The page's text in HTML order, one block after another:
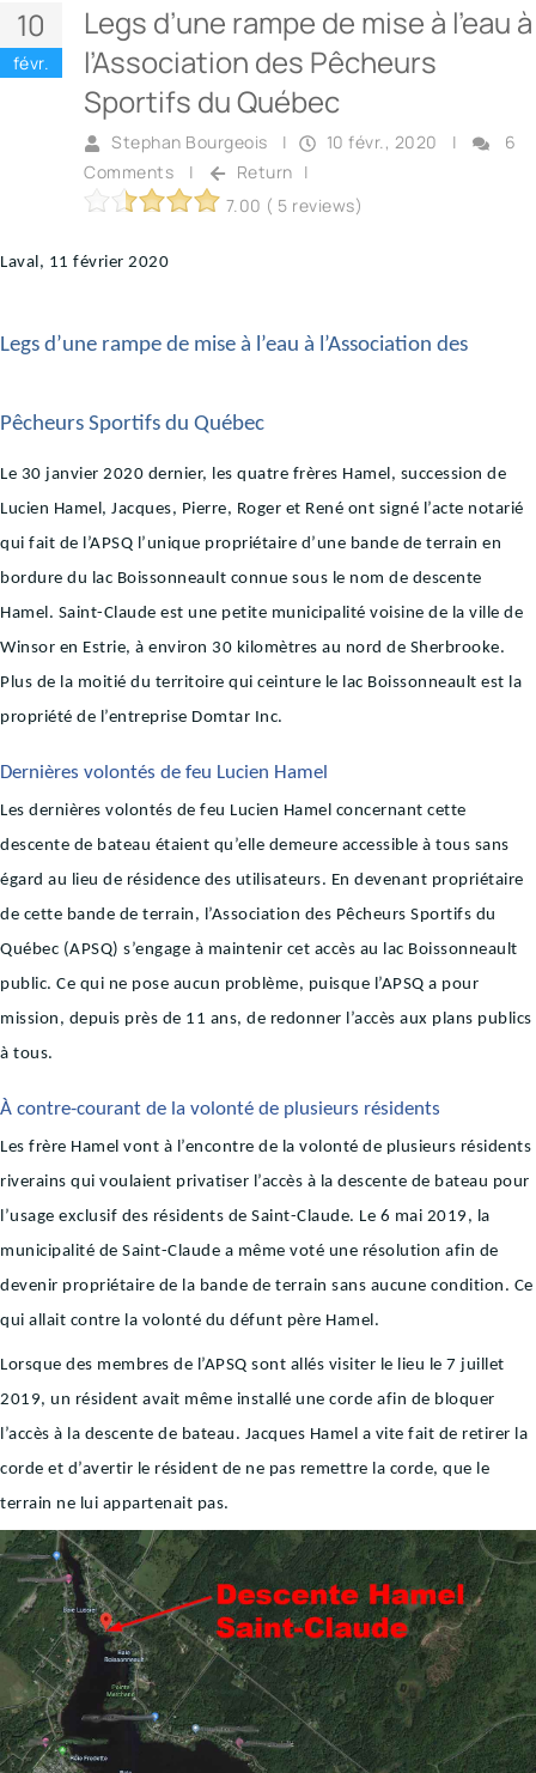
10
févr.
Legs d’une rampe de mise à l’eau à
l’Association des Pêcheurs
Sportifs du Québec
Stephan Bourgeois | 10 févr., 2020 |
6
Comments
| Return |
7.00 ( 5 reviews)
Laval, 11 février 2020
Legs d’une rampe de mise à l’eau à l’Association des
Pêcheurs Sportifs du Québec
Le 30 janvier 2020 dernier, les quatre frères Hamel, succession de
Lucien Hamel, Jacques, Pierre, Roger et René ont signé l’acte notarié
qui fait de l’APSQ l’unique propriétaire d’une bande de terrain en
bordure du lac Boissonneault connue sous le nom de descente
Hamel. Saint-Claude est une petite municipalité voisine de la ville de
Winsor en Estrie, à environ 30 kilomètres au nord de Sherbrooke.
Plus de la moitié du territoire qui ceinture le lac Boissonneault est la
propriété de l’entreprise Domtar Inc.
Dernières volontés de feu Lucien Hamel
Les dernières volontés de feu Lucien Hamel concernant cette
descente de bateau étaient qu’elle demeure accessible à tous sans
égard au lieu de résidence des utilisateurs. En devenant propriétaire
de cette bande de terrain, l’Association des Pêcheurs Sportifs du
Québec (APSQ) s’engage à maintenir cet accès au lac Boissonneault
public. Ce qui ne pose aucun problème, puisque l’APSQ a pour
mission, depuis près de 11 ans, de redonner l’accès aux plans publics
à tous.
À contre-courant de la volonté de plusieurs résidents
Les frère Hamel vont à l’encontre de la volonté de plusieurs résidents
riverains qui voulaient privatiser l’accès à la descente de bateau pour
l’usage exclusif des résidents de Saint-Claude. Le 6 mai 2019, la
municipalité de Saint-Claude a même voté une résolution afin de
devenir propriétaire de la bande de terrain sans aucune condition. Ce
qui allait contre la volonté du défunt père Hamel.
Lorsque des membres de l’APSQ sont allés visiter le lieu le 7 juillet
2019, un résident avait même installé une corde afin de bloquer
l’accès à la descente de bateau. Jacques Hamel a vite fait de retirer la
corde et d’avertir le résident de ne pas remettre la corde, que le
terrain ne lui appartenait pas.